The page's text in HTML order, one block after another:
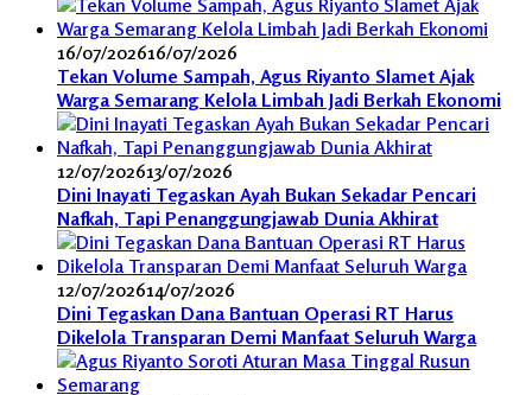
16/07/202616/07/2026
Tekan Volume Sampah, Agus Riyanto Slamet Ajak
Warga Semarang Kelola Limbah Jadi Berkah Ekonomi
12/07/202613/07/2026
Dini Inayati Tegaskan Ayah Bukan Sekadar Pencari
Nafkah, Tapi Penanggungjawab Dunia Akhirat
12/07/202614/07/2026
Dini Tegaskan Dana Bantuan Operasi RT Harus
Dikelola Transparan Demi Manfaat Seluruh Warga